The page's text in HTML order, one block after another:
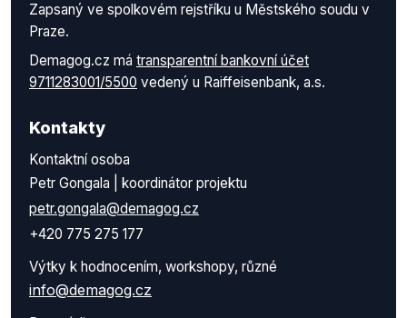
Zapsaný ve spolkovém rejstříku u Městského soudu v
Praze.
Demagog.cz má transparentní bankovní účet
9711283001/5500 vedený u Raiffeisenbank, a.s.
Kontakty
Kontaktní osoba
Petr Gongala | koordinátor projektu
petr.gongala@demagog.cz
+420 775 275 177
Výtky k hodnocením, workshopy, různé
info@demagog.cz